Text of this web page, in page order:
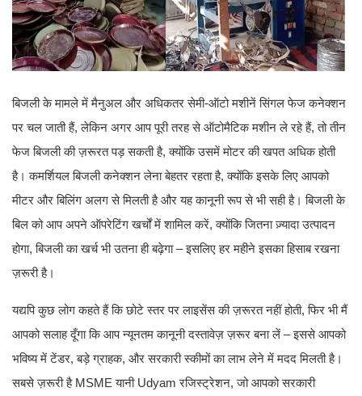
बिजली के मामले में मैनुअल और अधिकतर सेमी-ऑटो मशीनें सिंगल फेज कनेक्शन
पर चल जाती हैं, लेकिन अगर आप पूरी तरह से ऑटोमैटिक मशीन ले रहे हैं, तो तीन
फेज बिजली की ज़रूरत पड़ सकती है, क्योंकि उसमें मोटर की खपत अधिक होती
है। कमर्शियल बिजली कनेक्शन लेना बेहतर रहता है, क्योंकि इसके लिए आपको
मीटर और बिलिंग अलग से मिलती है और यह कानूनी रूप से भी सही है। बिजली के
बिल को आप अपने ऑपरेटिंग खर्चों में शामिल करें, क्योंकि जितना ज़्यादा उत्पादन
होगा, बिजली का खर्च भी उतना ही बढ़ेगा – इसलिए हर महीने इसका हिसाब रखना
ज़रूरी है।
यद्यपि कुछ लोग कहते हैं कि छोटे स्तर पर लाइसेंस की ज़रूरत नहीं होती, फिर भी मैं
आपको सलाह दूँगा कि आप न्यूनतम कानूनी दस्तावेज़ ज़रूर बना लें – इससे आपको
भविष्य में टेंडर, बड़े ग्राहक, और सरकारी स्कीमों का लाभ लेने में मदद मिलती है।
सबसे ज़रूरी है MSME यानी Udyam रजिस्ट्रेशन, जो आपको सरकारी